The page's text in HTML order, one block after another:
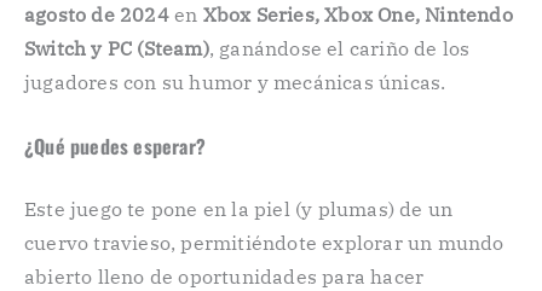
agosto de 2024en Xbox Series, Xbox One, Nintendo
Switch y PC (Steam), ganándose el cariño de los
jugadores con su humor y mecánicas únicas.
¿Qué puedes esperar?
Este juego te pone en la piel (y plumas) de un
cuervo travieso, permitiéndote explorar un mundo
abierto lleno de oportunidades para hacer